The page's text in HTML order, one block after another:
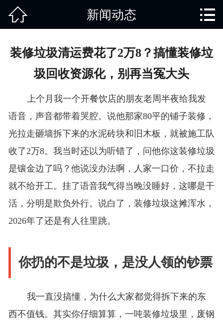
回收范围
服务项目
新闻动态
免责说明
 新闻动态 
装修垃圾清运费花了2万8？搞懂装修垃
圾回收资源化，别再当冤大头
上个月我一个开餐饮店的朋友老周半夜给我发
语音，声音都带着哭腔。说他那家80平的铺子装修，
光拉走砸墙拆下来的水泥砖块和旧木板，就被施工队
收了2万8。我当时还以为听错了，问他你这装修垃圾
是镶金边了吗？他说没办法啊，人家一口价，不拉走
就不给开工。挂了语音我气得当晚没睡好，这哪是干
活，分明是欺负外行。说白了，装修垃圾这摊浑水，
2026年了还是有人往里跳。
你扔的不是垃圾，是没人领的钞票
我一直没搞懂，为什么大家都觉得拆下来的东
西不值钱。其实你仔细算算，一吨装修垃圾里，废钢